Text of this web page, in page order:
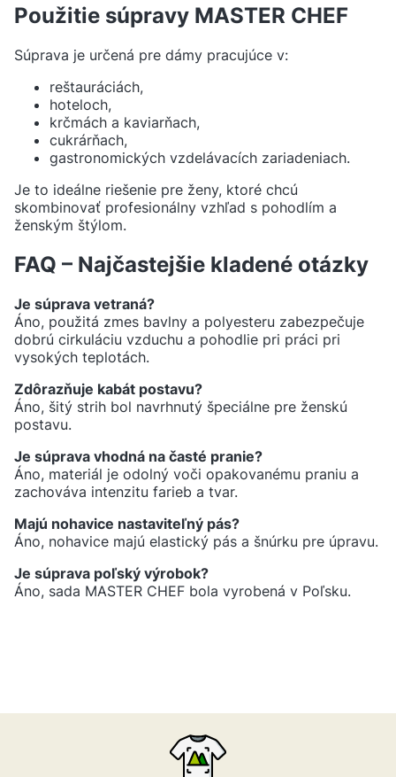
Použitie súpravy MASTER CHEF
Súprava je určená pre dámy pracujúce v:
reštauráciách,
hoteloch,
krčmách a kaviarňach,
cukrárňach,
gastronomických vzdelávacích zariadeniach.
Je to ideálne riešenie pre ženy, ktoré chcú
skombinovať profesionálny vzhľad s pohodlím a
ženským štýlom.
FAQ – Najčastejšie kladené otázky
Je súprava vetraná?
Áno, použitá zmes bavlny a polyesteru zabezpečuje
dobrú cirkuláciu vzduchu a pohodlie pri práci pri
vysokých teplotách.
Zdôrazňuje kabát postavu?
Áno, šitý strih bol navrhnutý špeciálne pre ženskú
postavu.
Je súprava vhodná na časté pranie?
Áno, materiál je odolný voči opakovanému praniu a
zachováva intenzitu farieb a tvar.
Majú nohavice nastaviteľný pás?
Áno, nohavice majú elastický pás a šnúrku pre úpravu.
Je súprava poľský výrobok?
Áno, sada MASTER CHEF bola vyrobená v Poľsku.